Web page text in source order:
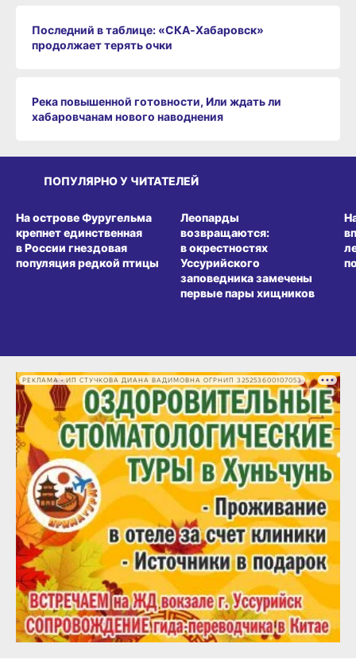
Последний в таблице: «СКА‑Хабаровск»
продолжает терять очки
Река повышенной готовности, Или ждать ли
хабаровчанам нового наводнения
ПОПУЛЯРНО У ЧИТАТЕЛЕЙ
На острове Фуругельма
крепнет единственная
в России гнездовая
популяция редкой птицы
Леопарды
возвращаются:
в окрестностях
Уссурийского
заповедника замечены
первые пары хищников
РЕКЛАМА • ИП СТУЧКОВА ДИАНА ВАДИМОВНА ОГРНИП 325253600107053